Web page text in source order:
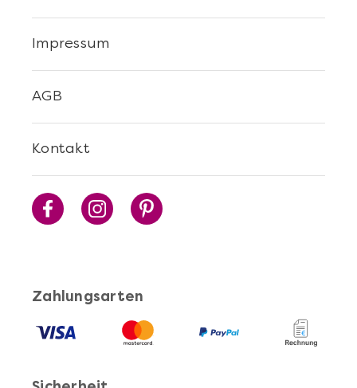
Zahlungsarten
Kontakt
AGB
Impressum